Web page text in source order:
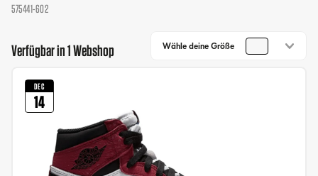
575441-602
Verfügbar in 1 Webshop Wähle deine Größe
DEC
14